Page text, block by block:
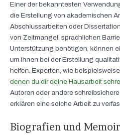
Einer der bekanntesten
die Erstellung von akademischen
Abschlussarbeiten oder
von Zeitmangel, sprachlichen
Unterstützung benötigen, können
um ihnen bei der Erstellung
helfen. Experten, wie
denen du dir deine Hausarbeit
Autoren oder andere
erklären eine solche Arbeit zu
Biografien und